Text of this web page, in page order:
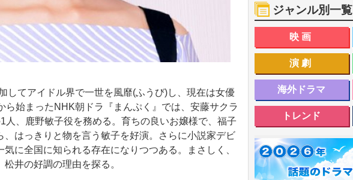
てアイドル界で一世を風靡(ふうび)し、現在は女優
始まったNHK朝ドラ『まんぷく』では、安藤サクラ
、鹿野敏子役を務める。育ちの良いお嬢様で、福子
はっきりと物を言う敏子を好演。さらに小説家デビ
に全国に知られる存在になりつつある。まさしく、
井の好調の理由を探る。
ジャンル別一覧
映画
演劇
海外ドラマ
トレンド